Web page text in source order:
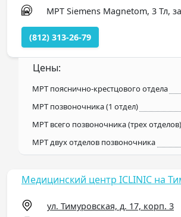
МРТ Siemens Magnetom, 3 Тл,
(812) 313-26-79
Цены:
МРТ пояснично-крестцового отдела
МРТ позвоночника (1 отдел)
МРТ всего позвоночника (трех отделов)
МРТ двух отделов позвоночника
Медицинский центр ICLINIC на
ул. Тимуровская, д. 17, корп. 3